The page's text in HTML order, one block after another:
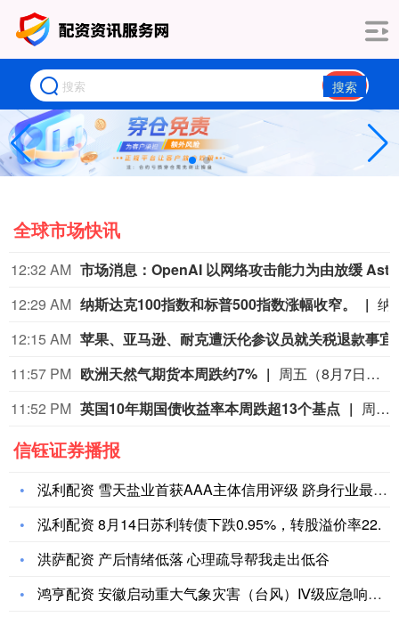
搜索
全球市场快讯
12:32 AM
12:29 AM 纳斯达克100指数和标普500指数涨幅收窄。
12:15 AM
11:57 PM 欧洲天然气期货本周跌约7%
周五（8月7日）欧市尾盘，ICE英国天然气期货跌0.9%，报135.680便士/千卡，本周累计下跌5.96%。TTF基准荷兰天然气期货跌5.03%，报55.380欧元/兆瓦时，本周累跌6.88%，整体呈现出M形走势、绝大部分时间处于下跌状态。ICE欧盟碳排放交易许可（期货价格）涨1.82%，报82.85欧元/吨，本周累涨2.60%。
11:52 PM 英国10年期国债收益率本周跌超13个基点 周五（8月7日）欧市尾盘，英国10年期国债收益率跌2.3个基点，报4.915%，北京时间20:30发布美国非农就业报告时从4.94%附近跳水至接近4.9%的水平，本周累计下跌13.3个基点。两年期英债收益率跌2.2个基点，报4.276%，非农就业报告出炉时从4.3%附近跳水至4.25%附近，本周累跌12.5个基点。本周，30年期英债收益率累跌11.6个基点，50年期英债收益率累跌9.4个基点。2/10年期英债收益率利差累跌0.922个基点，报+63.880个基点。
信钰证券播报
泓利配资 雪天盐业首获AAA主体信用评级 跻身行业最高信用梯
泓利配资 8月14日苏利转债下跌0.95%，转股溢价率22.
洪萨配资 产后情绪低落 心理疏导帮我走出低谷
鸿亨配资 安徽启动重大气象灾害（台风）Ⅳ级应急响应_大皖新闻